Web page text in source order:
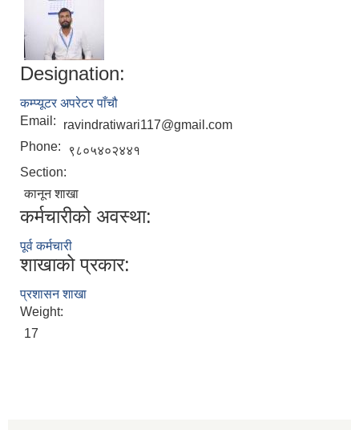
Designation:
कम्प्यूटर अपरेटर पाँचौ
Email:
ravindratiwari117@gmail.com
Phone:
९८०५४०२४४१
Section:
कानून शाखा
कर्मचारीको अवस्था:
पूर्व कर्मचारी
शाखाको प्रकार:
प्रशासन शाखा
Weight:
17